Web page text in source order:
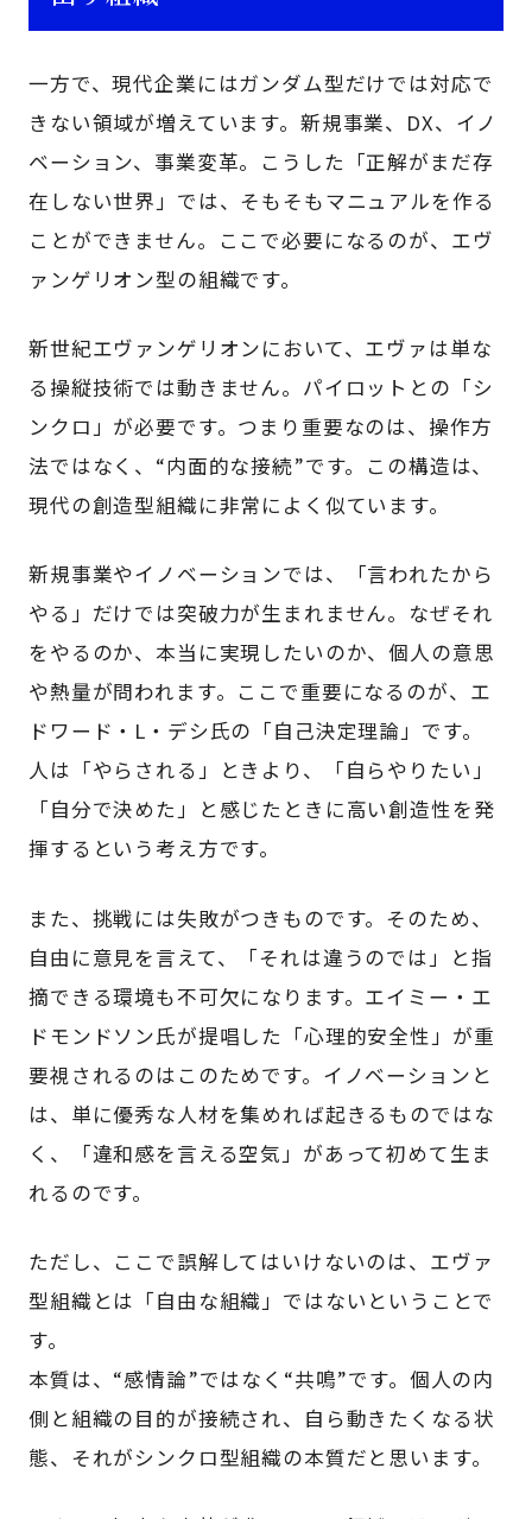
一方で、現代企業にはガンダム型だけでは対応で
きない領域が増えています。新規事業、DX、イノ
ベーション、事業変革。こうした「正解がまだ存
在しない世界」では、そもそもマニュアルを作る
ことができません。ここで必要になるのが、エヴ
ァンゲリオン型の組織です。
新世紀エヴァンゲリオンにおいて、エヴァは単な
る操縦技術では動きません。パイロットとの「シ
ンクロ」が必要です。つまり重要なのは、操作方
法ではなく、“内面的な接続”です。この構造は、
現代の創造型組織に非常によく似ています。
新規事業やイノベーションでは、「言われたから
やる」だけでは突破力が生まれません。なぜそれ
をやるのか、本当に実現したいのか、個人の意思
や熱量が問われます。ここで重要になるのが、エ
ドワード・L・デシ氏の「自己決定理論」です。
人は「やらされる」ときより、「自らやりたい」
「自分で決めた」と感じたときに高い創造性を発
揮するという考え方です。
また、挑戦には失敗がつきものです。そのため、
自由に意見を言えて、「それは違うのでは」と指
摘できる環境も不可欠になります。エイミー・エ
ドモンドソン氏が提唱した「心理的安全性」が重
要視されるのはこのためです。イノベーションと
は、単に優秀な人材を集めれば起きるものではな
く、「違和感を言える空気」があって初めて生ま
れるのです。
ただし、ここで誤解してはいけないのは、エヴァ
型組織とは「自由な組織」ではないということで
す。
本質は、“感情論”ではなく“共鳴”です。個人の内
側と組織の目的が接続され、自ら動きたくなる状
態、それがシンクロ型組織の本質だと思います。